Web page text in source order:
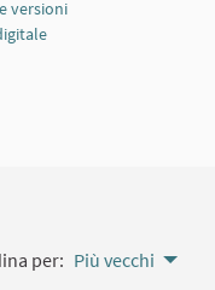
versioni
per: Più vecchi